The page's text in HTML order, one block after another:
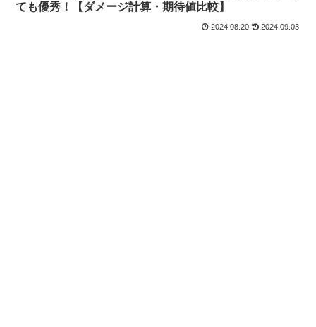
ても優秀！【ダメージ計算・期待値比較】
2024.08.20 2024.09.03